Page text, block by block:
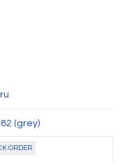
(grey)
ORDER